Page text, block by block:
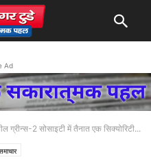
Ad
ग्रीन्स-2 सोसाइटी में तैनात एक सिक्योरिटी...